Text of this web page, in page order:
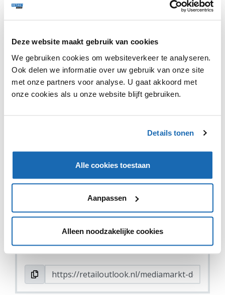
Deze website maakt gebruik van cookies
We gebruiken cookies om websiteverkeer te analyseren.
Ook delen we informatie over uw gebruik van onze site
met onze partners voor analyse. U gaat akkoord met
onze cookies als u onze website blijft gebruiken.
Details tonen
Alle cookies toestaan
Aanpassen
Alleen noodzakelijke cookies
MediaMarkt heeft aangegeven wellicht in de toekomst
shop-in-shop concepten te lanceren. Dit zou
bijvoorbeeld in supermarkten kunnen zijn, die vaak nog
wat vierkante meters over hebben. Momenteel ligt de
Hongarije en België heeft de elektronicaketen al shop-
VIND IK LEUK VIND IK LEUK